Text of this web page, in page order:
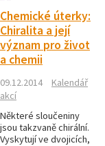
Chemické úterky:
Chiralita a její
význam pro život
a chemii
09.12.2014
Kalendář
akcí
Některé sloučeniny
jsou takzvaně chirální.
Vyskytují ve dvojicích,